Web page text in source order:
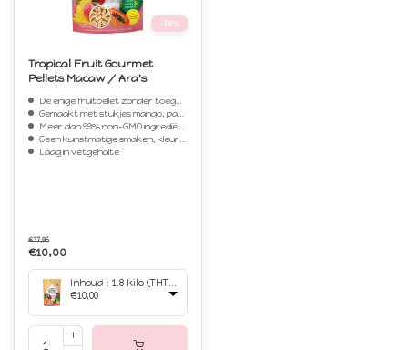
-74%
Tropical Fruit Gourmet
Pellets Macaw / Ara's
De enige fruitpellet zonder toegevoegde suikers of fructose
Gemaakt met stukjes mango, papaja en ananas
Meer dan 99% non-GMO ingrediënten
Geen kunstmatige smaken, kleuren of conserveermiddelen
Laag in vetgehalte
€37,95
€10,00
Inhoud : 1.8 kilo (THT 04-26)
€10,00